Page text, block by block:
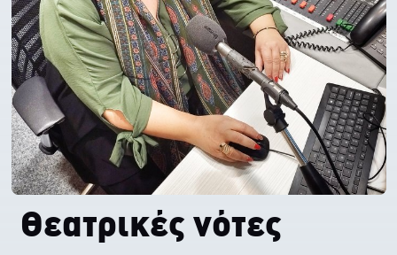
Θεατρικές νότες